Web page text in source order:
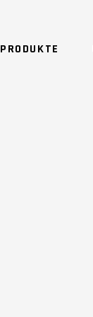
PRODUKTE